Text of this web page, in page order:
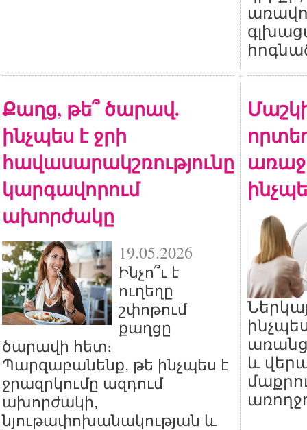
Քաղց, թե՞ ծարավ.
ինչպես է ջրի
հավասարակշռությունը
կարգավորում
ախորժակը
19.05.2026
Ինչո՞ւ է
ուղեղը
շփոթում
քաղցը
ծարավի հետ։
Պարզաբանենք, թե ինչպես է
ջրազրկումը ազդում
ախորժակի,
նյութափոխանակության և
առանց
և